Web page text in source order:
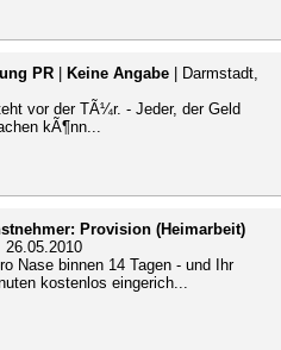
PR Keine Angabe | Darmstadt,
vor der TÃ¼r. - Jeder, der Geld
kÃ¶nn...
Provision (Heimarbeit)
26.05.2010
Nase binnen 14 Tagen - und Ihr
kostenlos eingerich...